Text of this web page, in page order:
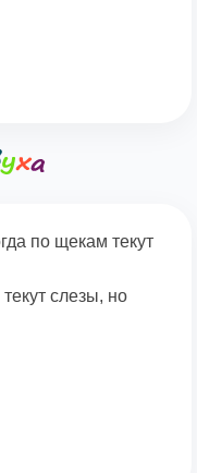
по щекам текут
слезы, но